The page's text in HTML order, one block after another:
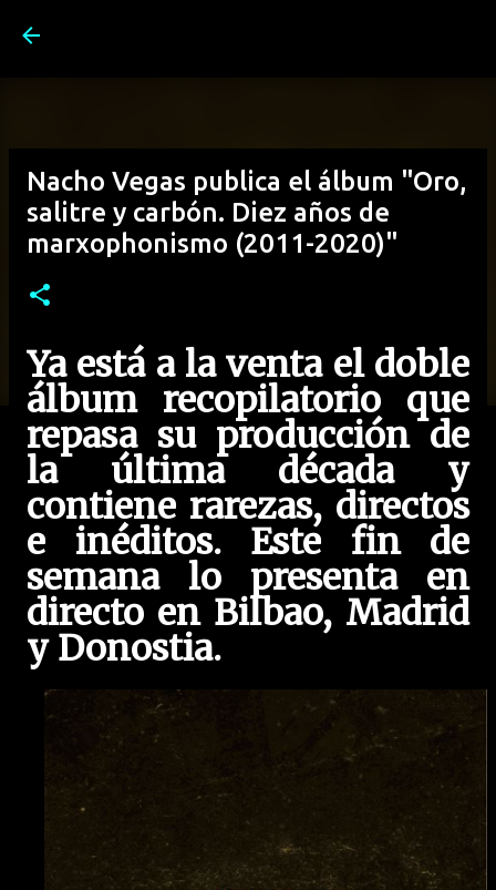
Nacho Vegas publica el álbum "Oro,
salitre y carbón. Diez años de
marxophonismo (2011-2020)"
Ya está a la venta el doble
álbum recopilatorio que
repasa su producción de
la última década y
contiene rarezas, directos
e inéditos. Este fin de
semana lo presenta en
directo en Bilbao, Madrid
y Donostia.